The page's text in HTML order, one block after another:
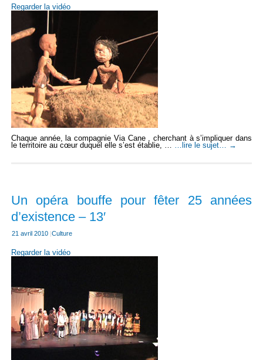
Regarder la vidéo
Chaque année, la compagnie Via Cane , cherchant à s’impliquer dans
le territoire au cœur duquel elle s’est établie, … …lire le sujet… →
Un opéra bouffe pour fêter 25 années
d’existence – 13′
21 avril 2010 |Culture
Regarder la vidéo